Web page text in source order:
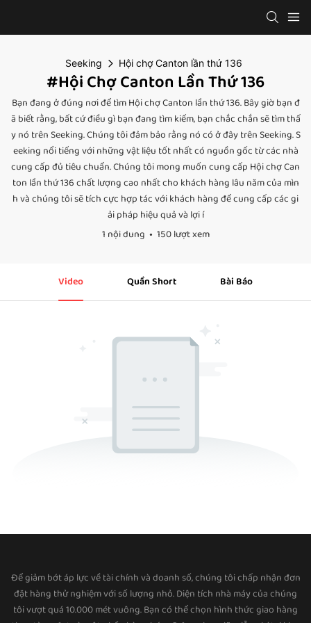
Seeking Hội chợ Canton lần thứ 136
#Hội Chợ Canton Lần Thứ 136
Bạn đang ở đúng nơi để tìm Hội chợ Canton lần thứ 136. Bây giờ bạn đ
ã biết rằng, bất cứ điều gì bạn đang tìm kiếm, bạn chắc chắn sẽ tìm thấ
y nó trên Seeking. Chúng tôi đảm bảo rằng nó có ở đây trên Seeking. S
eeking nổi tiếng với những vật liệu tốt nhất có nguồn gốc từ các nhà
cung cấp đủ tiêu chuẩn. Chúng tôi mong muốn cung cấp Hội chợ Can
ton lần thứ 136 chất lượng cao nhất cho khách hàng lâu năm của mìn
h và chúng tôi sẽ tích cực hợp tác với khách hàng để cung cấp các gi
ải pháp hiệu quả và lợi í
1 nội dung
150 lượt xem
Video Quần Short Bài Báo
Để giảm bớt áp lực về tài chính và doanh số, chúng tôi chấp nhận đơn
đặt hàng thử nghiệm với số lượng nhỏ. Diện tích nhà máy của chúng
tôi vượt quá 10.000 mét vuông. Bạn có thể chọn hình thức giao hàng